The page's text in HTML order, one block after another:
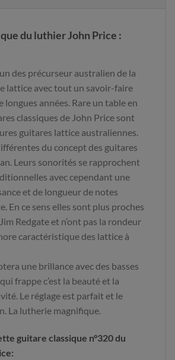
du luthier John Price :
des précurseur australien de la
lattice avec tout un savoir-faire
longues années. Rare un table en
classiques de John Price sont
guitares lattice australiennes.
du concept des guitares
Leurs sonorités se rapprochent
avec cependant une
et de longueur de notes
En ce sens elles sont plus proches
Redgate et n’ont pas la rondeur
caractéristique des lattice à
une brillance avec des basses
frappe c’est la beauté et la
Le réglage est parfait et le
La lutherie magnifique.
guitare classique n°320 du